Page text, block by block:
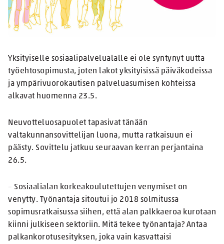
Yksityiselle sosiaalipalvelualalle ei ole syntynyt uutta
työehtosopimusta, joten lakot yksityisissä päiväkodeissa
ja ympärivuorokautisen palveluasumisen kohteissa
alkavat huomenna 23.5.
Neuvotteluosapuolet tapasivat tänään
valtakunnansovittelijan luona, mutta ratkaisuun ei
päästy. Sovittelu jatkuu seuraavan kerran perjantaina
26.5.
– Sosiaalialan korkeakoulutettujen venymiset on
venytty. Työnantaja sitoutui jo 2018 solmitussa
sopimusratkaisussa siihen, että alan palkkaeroa kurotaan
kiinni julkiseen sektoriin. Mitä tekee työnantaja? Antaa
palkankorotusesityksen, joka vain kasvattaisi